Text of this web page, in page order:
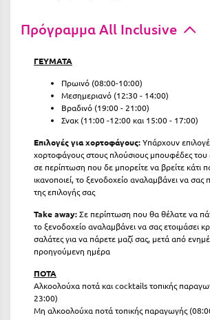
Λαγκάδια
Λέσβος
Λευκάδα
Λήμνος
Λίμνη Πλαστήρα
Λιτόχωρο
Λουτρά Πόζαρ
Λουτρά Υπάτης
Πρόγραμμα All Inclusive
ΓΕΥΜΑΤΑ
Πρωινό (08:00-10:00)
Μεσημεριανό (12:30 - 14:00)
Βραδινό (19:00 - 21:00)
Σνακ (11:00 -12:00 και 15:00 - 17:00)
Επιλογές για χορτοφάγους:Υπάρχουν
χορτοφάγους στους πλούσιους μπουφέδες του
σε περίπτωση που δε μπορείτε να βρείτε κάτι
ικανοποιεί, το ξενοδοχείο αναλαμβάνει να σας
της επιλογής σας
Takeaway:Σε περίπτωση που θα θέλατε να
το ξενοδοχείο αναλαμβάνει να σας ετοιμάσει
σαλάτες για να πάρετε μαζί σας, μετά από
προηγούμενη ημέρα
ΠΟΤΑ
Αλκοολούχα ποτά και cocktails τοπικής
23:00)
Μη αλκοολούχα ποτά τοπικής παραγωγής